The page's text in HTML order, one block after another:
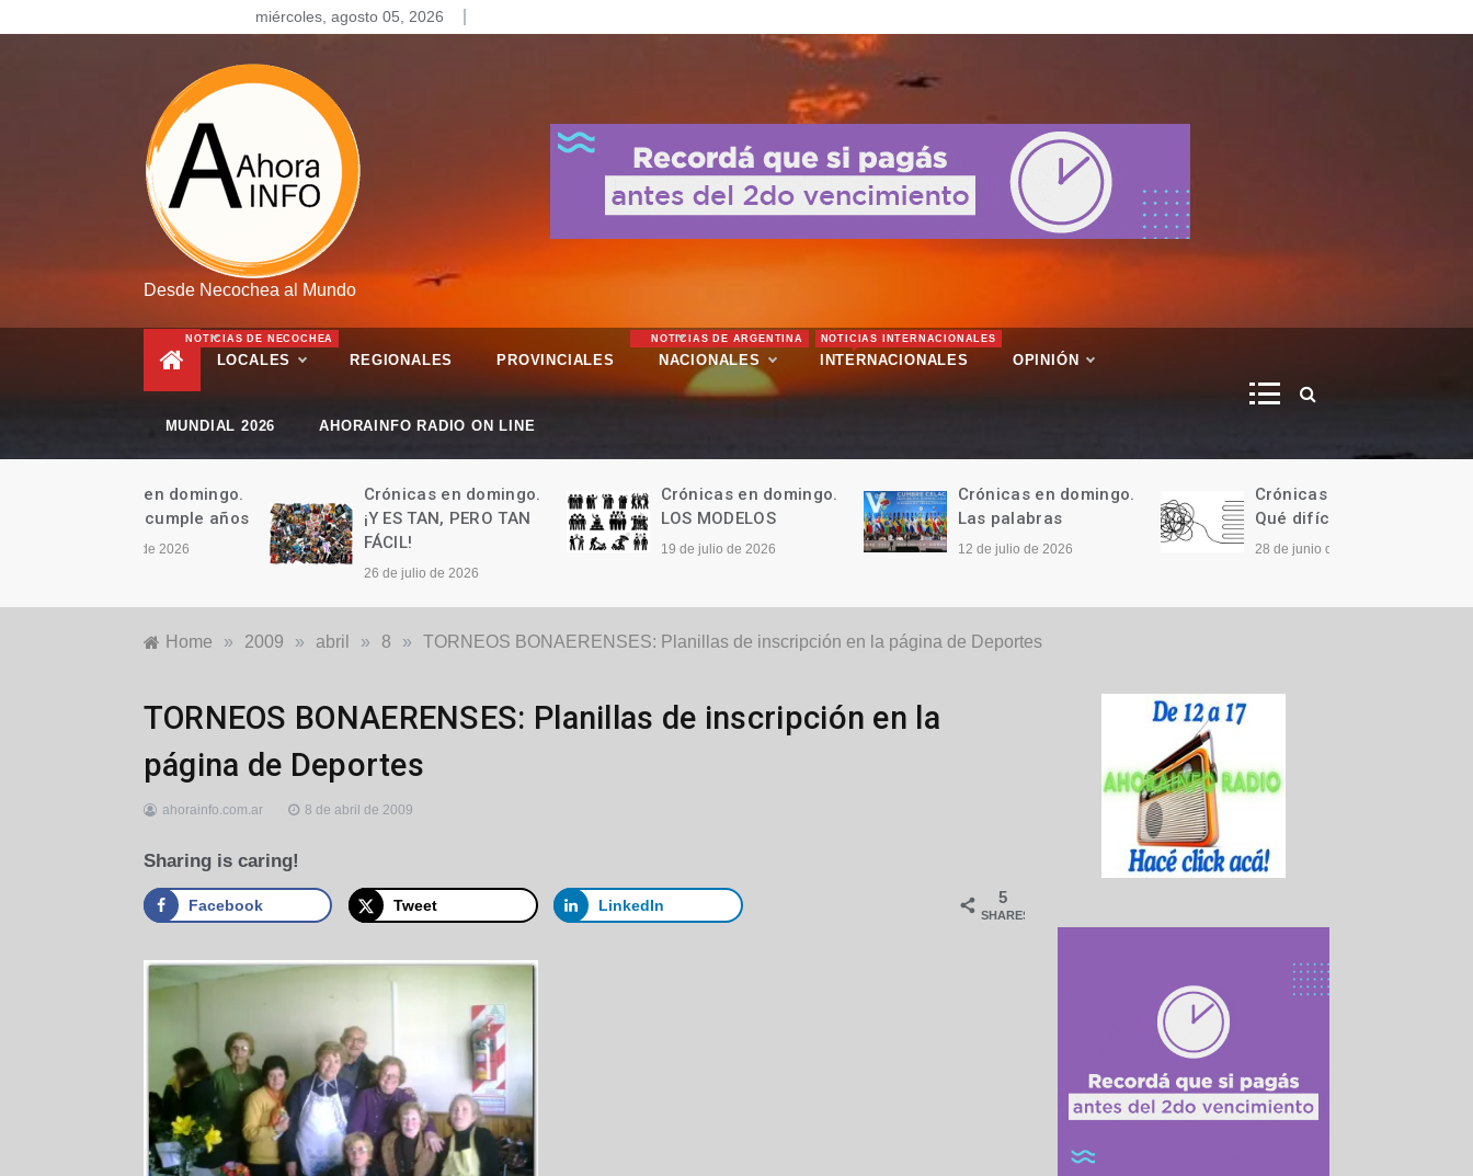
to
miércoles, agosto 05, 2026
Desde Necochea al Mundo
LOCALES
NOTICIAS DE NECOCHEA
REGIONALES PROVINCIALES NACIONALES
NOTICIAS DE ARGENTINA
INTERNACIONALES
NOTICIAS INTERNACIONALES
OPINIÓN
MUNDIAL 2026 AHORAINFO RADIO ON LINE
Crónicas en domingo.
¡Y ES TAN, PERO TAN
FÁCIL!
Crónicas en domingo.
LOS MODELOS
19 de julio de 2026
Crónicas en domingo.
Las palabras
12 de julio de 2026
Crónicas en domingo.
Qué difícil…
Home » 2009 » abril » 8 » TORNEOS BONAERENSES: Planillas de inscripción en la página de Deportes
Locales
TORNEOS BONAERENSES: Planillas de inscripción en la
página de Deportes
ahorainfo.com.ar 8 de abril de 2009
Sharing is caring!
5
SHARES
Facebook Tweet LinkedIn